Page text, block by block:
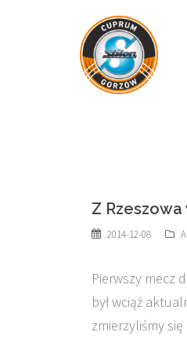
Z
2014-12-08
Pierwszy mecz
był wciąż
zmierzyliśmy